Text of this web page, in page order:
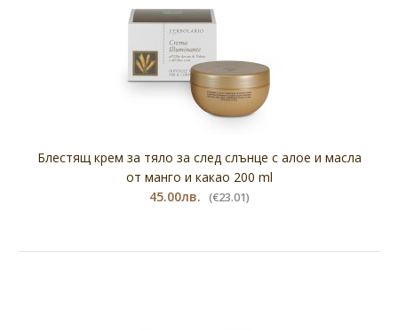
Блестящ крем за тяло за след слънце с алое и масла
от манго и какао 200 ml
45.00лв. (€23.01)